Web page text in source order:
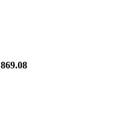
869.08